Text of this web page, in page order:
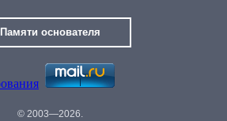
Памяти основателя
© 2003—2026.